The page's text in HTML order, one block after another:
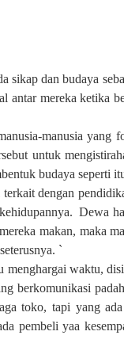
dan budaya
antar mereka ketika
manusia yang
untuk
budaya seperti
dengan
Dewa
makan, maka
`
menghargai waktu,
berkomunikasi
toko, tapi yang
pembeli yaa